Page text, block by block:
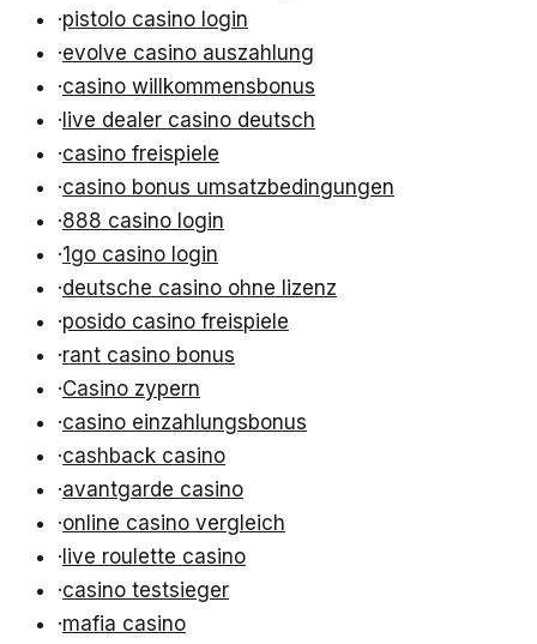
·pistolo casino login
·evolve casino auszahlung
·casino willkommensbonus
· live dealer casino deutsch
·casino freispiele
·casino bonus umsatzbedingungen
·888 casino login
·1go casino login
·deutsche casino ohne lizenz
·posido casino freispiele
·rant casino bonus
·Casino zypern
·casino einzahlungsbonus
·cashback casino
·avantgarde casino
·online casino vergleich
· live roulette casino
·casino testsieger
·mafia casino